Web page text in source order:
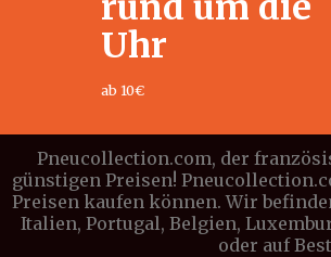
Uhr
ab 10€
Pneucollection.com, der
günstigen Preisen!
Preisen kaufen können. Wir
Italien, Portugal, Belgien,
oder auf